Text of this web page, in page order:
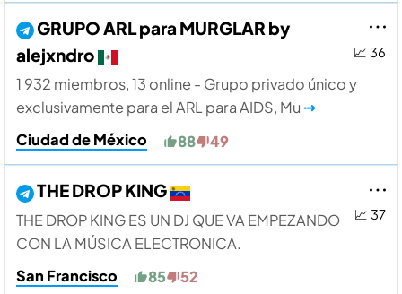
📈 36
GRUPO ARL para MURGLAR by
alejxndro
1 932 miembros, 13 online - Grupo privado único y
exclusivamente para el ARL para AIDS, Mu ⇢
Ciudad de México
88 49
📈 37
THE DROP KING
THE DROP KING ES UN DJ QUE VA EMPEZANDO
CON LA MÚSICA ELECTRONICA.
San Francisco
85 52